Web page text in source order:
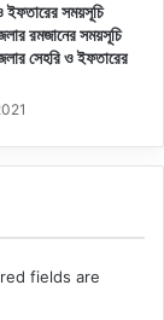
ইফতারের সময়সূচি
রমজানের সময়সূচি
সেহরি ও ইফতারের
fields are